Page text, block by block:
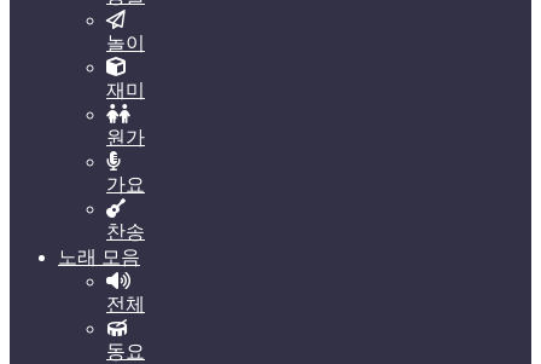
놀이
재미
원가
가요
찬송
노래 모음
전체
동요